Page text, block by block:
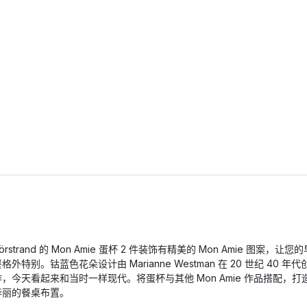
的 Mon Amie 蛋杯 2 件装饰有精美的 Mon Amie 图案，让您的
格外特别。钴蓝色花朵设计由 Marianne Westman 在 20 世纪 40 年代
，今天看起来和当时一样现代。将蛋杯与其他 Mon Amie 作品搭配，打
的餐桌布置。